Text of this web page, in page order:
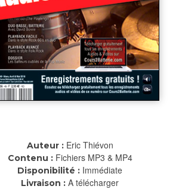
Auteur : Eric Thiévon
Contenu : Fichiers MP3 & MP4
Disponibilité : Immédiate
Livraison : A télécharger